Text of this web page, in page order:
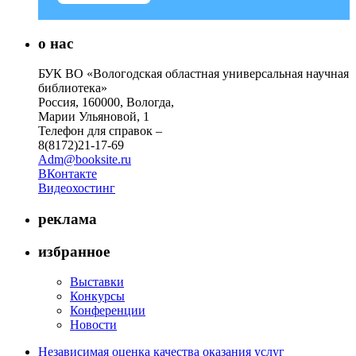
о нас
БУК ВО «Вологодская областная универсальная научная
библиотека»
Россия, 160000, Вологда,
Марии Ульяновой, 1
Телефон для справок –
8(8172)21-17-69
Adm@booksite.ru
ВКонтакте
Видеохостинг
реклама
избранное
Выставки
Конкурсы
Конференции
Новости
Независимая оценка качества оказания услуг